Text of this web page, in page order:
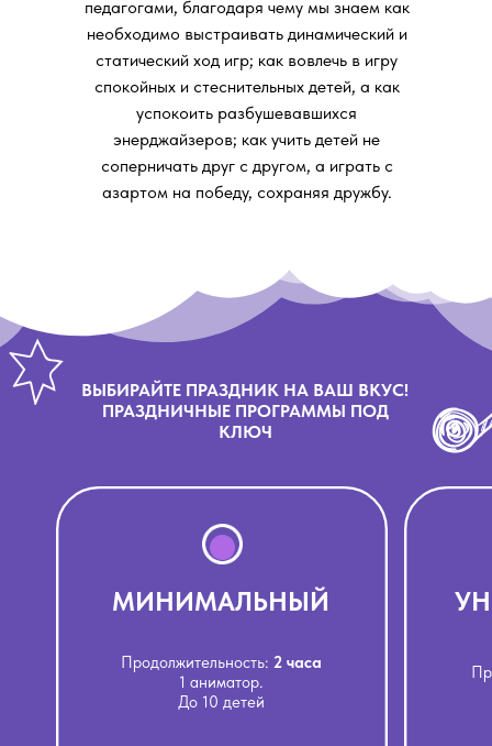
педагогами, благодаря чему мы знаем как
необходимо выстраивать динамический и
статический ход игр; как вовлечь в игру
спокойных и стеснительных детей, а как
успокоить разбушевавшихся
энерджайзеров; как учить детей не
соперничать друг с другом, а играть с
азартом на победу, сохраняя дружбу.
ВЫБИРАЙТЕ ПРАЗДНИК НА ВАШ ВКУС!
ПРАЗДНИЧНЫЕ ПРОГРАММЫ ПОД
КЛЮЧ
Продолжительность: 2 часа
1 аниматор.
До 10 детей
МИНИМАЛЬНЫЙ